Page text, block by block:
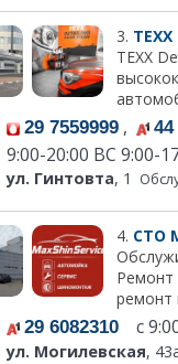
3.
TEXX
29 7559999 , 44
9:00-20:00 ВС 9:00-
ул. Гинтовта, 1
4. СТО
Ремонт
ремонт
29 6082310 с
ул. Могилевская,